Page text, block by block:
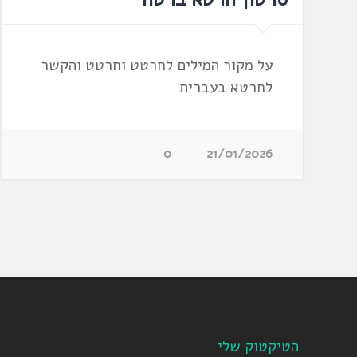
על מקור המילים לחרטט וחרטט והקשר
לחרטא בעברית
21/01/2026
0
הטיקטוק שלי